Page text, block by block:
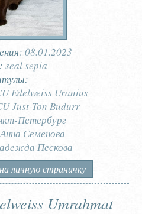
08.01.2023
seal sepia
Edelweiss Uranius
Just-Ton Budurr
Петербург
Анна Семенова
Пескова
личную страничку
Umrahmat